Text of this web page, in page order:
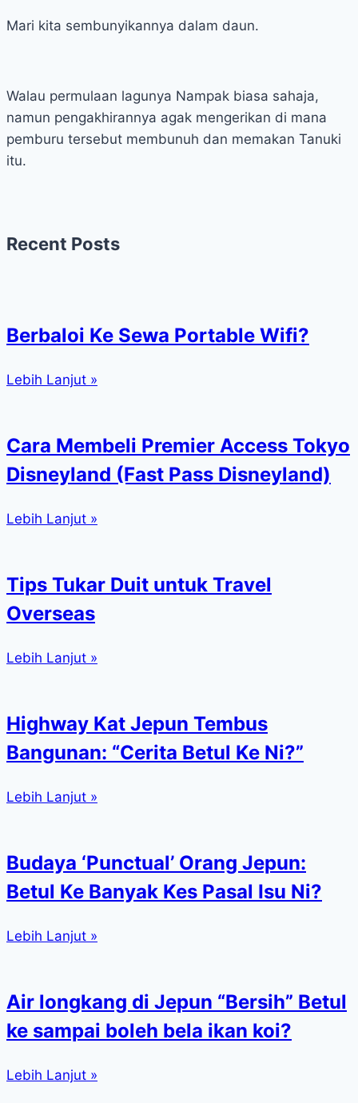
Mari kita sembunyikannya dalam daun.
Walau permulaan lagunya Nampak biasa sahaja,
namun pengakhirannya agak mengerikan di mana
pemburu tersebut membunuh dan memakan Tanuki
itu.
Recent Posts
Berbaloi Ke Sewa Portable Wifi?
Lebih Lanjut »
Cara Membeli Premier Access Tokyo
Disneyland (Fast Pass Disneyland)
Lebih Lanjut »
Tips Tukar Duit untuk Travel
Overseas
Lebih Lanjut »
Highway Kat Jepun Tembus
Bangunan: “Cerita Betul Ke Ni?”
Lebih Lanjut »
Budaya ‘Punctual’ Orang Jepun:
Betul Ke Banyak Kes Pasal Isu Ni?
Lebih Lanjut »
Air longkang di Jepun “Bersih” Betul
ke sampai boleh bela ikan koi?
Lebih Lanjut »